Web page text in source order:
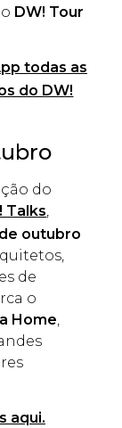
DW! Tour
todas as
do DW!
do
Talks
outubro
de
o
Home
aqui.